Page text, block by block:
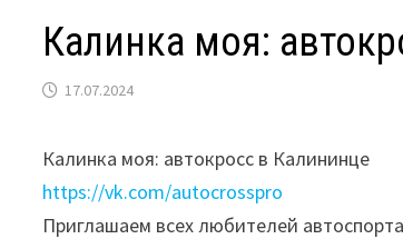
Калинка моя:
17.07.2024
Калинка моя: автокросс в Калининце
https://vk.com/autocrosspro
Приглашаем всех любителей